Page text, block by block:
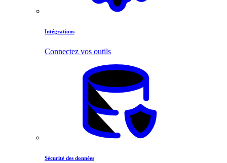
Intégrations
Connectez vos outils
Sécurité des données